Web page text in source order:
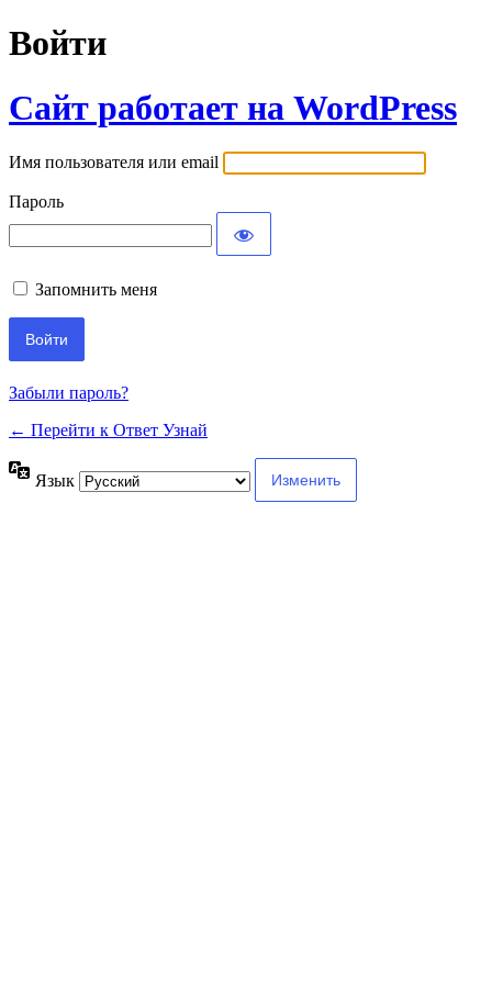
Войти
Сайт работает на WordPress
Имя пользователя или email
Пароль
Запомнить меня
Забыли пароль?
← Перейти к Ответ Узнай
Язык